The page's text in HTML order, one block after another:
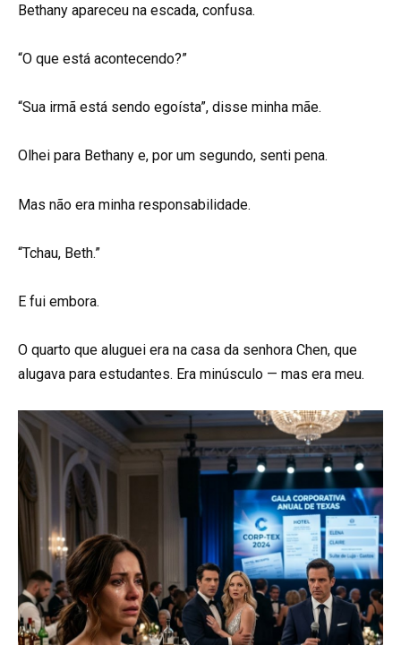
Bethany apareceu na escada, confusa.
“O que está acontecendo?”
“Sua irmã está sendo egoísta”, disse minha mãe.
Olhei para Bethany e, por um segundo, senti pena.
Mas não era minha responsabilidade.
“Tchau, Beth.”
E fui embora.
O quarto que aluguei era na casa da senhora Chen, que
alugava para estudantes. Era minúsculo — mas era meu.